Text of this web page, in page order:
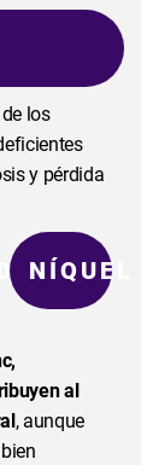
de los
y pérdida
NÍQUEL
al
, aunque